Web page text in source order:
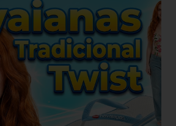
não é mesmo? Não se preocupe,
que você pode usar para limpar e
brilhando novamente. Aprenda
mesmo! Um chinelo que combina
jeans é o chinelo havaianas modelo
bicolor da havaianas. Principalmente o
e azul claro. Como manter